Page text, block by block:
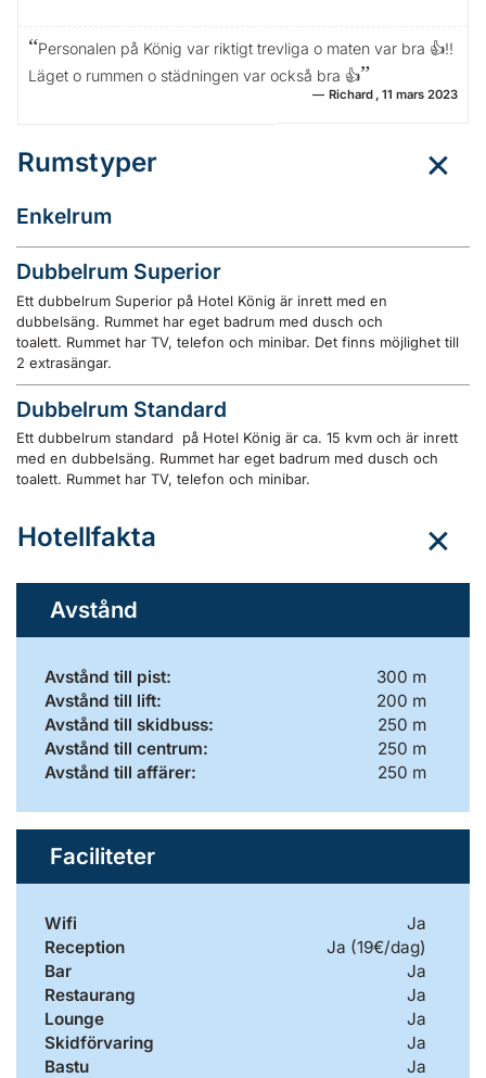
Personalen på König var riktigt trevliga o maten var bra 👍!!
Läget o rummen o städningen var också bra 👍
Richard 11 mars 2023
Rumstyper
Enkelrum
Dubbelrum Superior
Ett dubbelrum Superior på Hotel König är inrett med en
dubbelsäng. Rummet har eget badrum med dusch och
toalett. Rummet har TV, telefon och minibar. Det finns möjlighet till
2 extrasängar.
Dubbelrum Standard
Ett dubbelrum standard på Hotel König är ca. 15 kvm och är inrett
med en dubbelsäng. Rummet har eget badrum med dusch och
toalett. Rummet har TV, telefon och minibar.
Hotellfakta
Avstånd
Avstånd till pist:
300 m
Avstånd till lift:
200 m
Avstånd till skidbuss:
250 m
Avstånd till centrum:
250 m
Avstånd till affärer:
250 m
Faciliteter
Wifi
Ja
Reception
Ja (19€/dag)
Bar
Ja
Restaurang
Ja
Lounge
Ja
Skidförvaring
Ja
Bastu
Ja